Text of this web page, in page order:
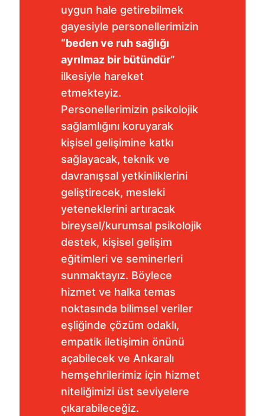
uygun hale getirebilmek
gayesiyle personellerimizin
“beden ve ruh sağlığı
ayrılmaz bir bütündür”
ilkesiyle hareket
etmekteyiz.
Personellerimizin psikolojik
sağlamlığını koruyarak
kişisel gelişimine katkı
sağlayacak, teknik ve
davranışsal yetkinliklerini
geliştirecek, mesleki
yeteneklerini artıracak
bireysel/kurumsal psikolojik
destek, kişisel gelişim
eğitimleri ve seminerleri
sunmaktayız. Böylece
hizmet ve halka temas
noktasında bilimsel veriler
eşliğinde çözüm odaklı,
empatik iletişimin önünü
açabilecek ve Ankaralı
hemşehrilerimiz için hizmet
niteliğimizi üst seviyelere
çıkarabileceğiz.